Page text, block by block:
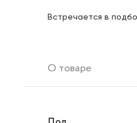
Встречается в
О товаре